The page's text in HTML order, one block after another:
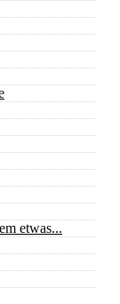
etwas...